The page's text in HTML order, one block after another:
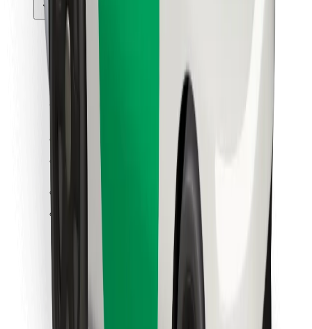
მომწოდებლები
მიიღე მომსახურება რამდენიმე წუთში!
გადმოწერე Bolt
იპოვე შენი საყვარელი კერძები!
გადმოწერე Bolt Food